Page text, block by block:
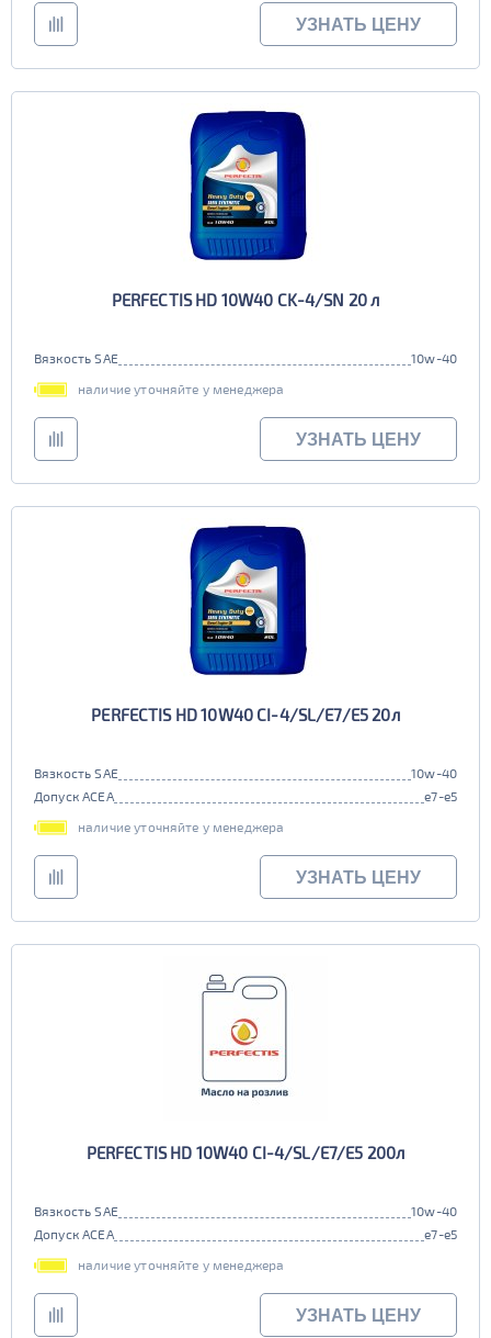
УЗНАТЬ ЦЕНУ
PERFECTIS HD 10W40 CK-4/SN 20 л
Вязкость SAE
10w-40
наличие уточняйте у менеджера
УЗНАТЬ ЦЕНУ
PERFECTIS HD 10W40 CI-4/SL/E7/E5 20л
Вязкость SAE
10w-40
Допуск ACEA
e7-e5
наличие уточняйте у менеджера
УЗНАТЬ ЦЕНУ
PERFECTIS HD 10W40 CI-4/SL/E7/E5 200л
Вязкость SAE
10w-40
Допуск ACEA
e7-e5
наличие уточняйте у менеджера
УЗНАТЬ ЦЕНУ